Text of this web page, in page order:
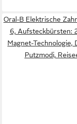
Oral-B Elektrische
6, Aufsteckbürsten:
Magnet-Technologie,
Putzmodi,